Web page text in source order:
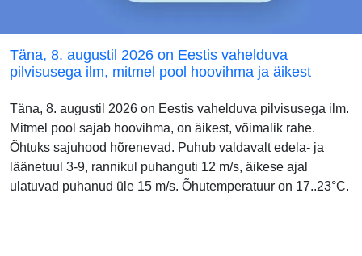
Täna, 8. augustil 2026 on Eestis vahelduva
pilvisusega ilm, mitmel pool hoovihma ja äikest
Täna, 8. augustil 2026 on Eestis vahelduva pilvisusega ilm.
Mitmel pool sajab hoovihma, on äikest, võimalik rahe.
Õhtuks sajuhood hõrenevad. Puhub valdavalt edela- ja
läänetuul 3-9, rannikul puhanguti 12 m/s, äikese ajal
ulatuvad puhanud üle 15 m/s. Õhutemperatuur on 17..23°C.